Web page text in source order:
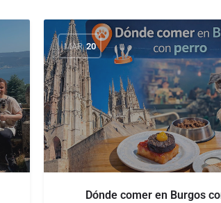
MAR 20
Dónde comer en Burgos